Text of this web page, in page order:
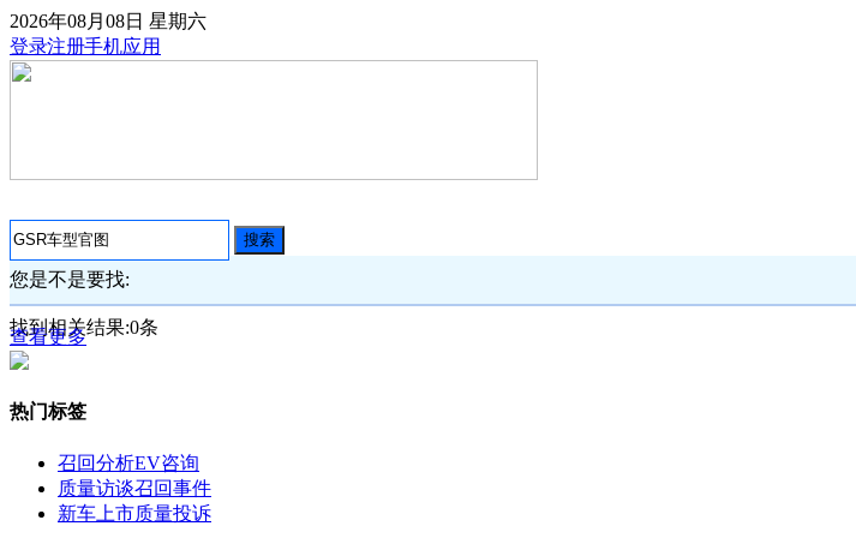
2026年08月08日 星期六
登录注册手机应用
搜索
您是不是要找:
找到相关结果:0条
查看更多
热门标签
召回分析EV咨询
质量访谈召回事件
新车上市质量投诉